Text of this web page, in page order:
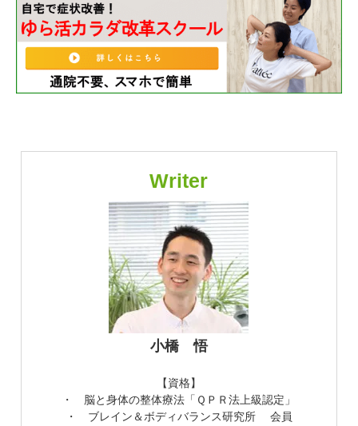
Writer
小橋 悟
【資格】
・ 脳と身体の整体療法「ＱＰＲ法上級認定」
・ ブレイン＆ボディバランス研究所 会員